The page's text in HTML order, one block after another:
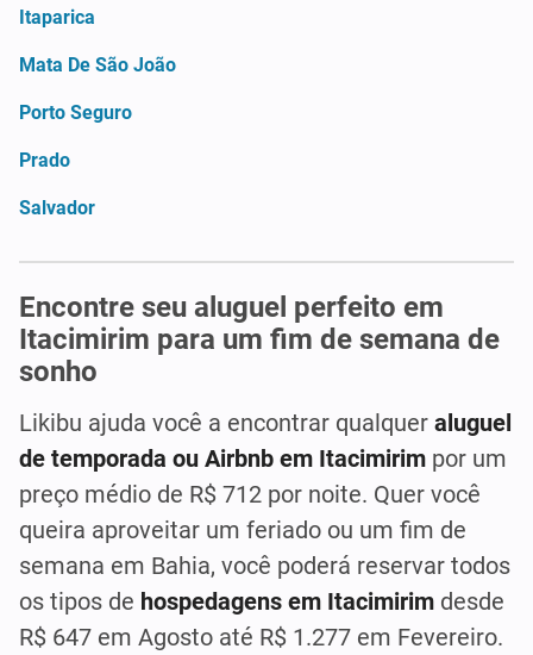
Itaparica
Mata De São João
Porto Seguro
Prado
Salvador
Encontre seu aluguel perfeito em
Itacimirim para um fim de semana de
sonho
Likibu ajuda você a encontrar qualquer aluguel
de temporada ou Airbnb em Itacimirim por um
preço médio de R$ 712 por noite. Quer você
queira aproveitar um feriado ou um fim de
semana em Bahia, você poderá reservar todos
os tipos de hospedagens em Itacimirim desde
R$ 647 em Agosto até R$ 1.277 em Fevereiro.